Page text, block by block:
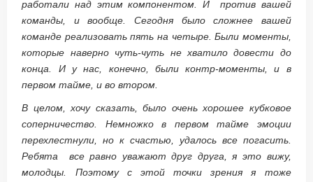
работали над этим компонентом. И против вашей
команды, и вообще. Сегодня было сложнее вашей
команде реализовать пять на четыре. Были моменты,
которые наверно чуть-чуть не хватило довести до
конца. И у нас, конечно, были контр-моменты, и в
первом тайме, и во втором.
В целом, хочу сказать, было очень хорошее кубковое
соперничество. Немножко в первом тайме эмоции
перехлестнули, но к счастью, удалось все погасить.
Ребята все равно уважают друг друга, я это вижу,
молодцы. Поэтому с этой точки зрения я тоже